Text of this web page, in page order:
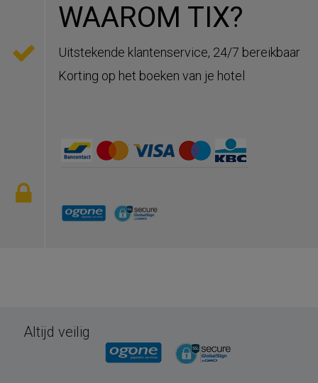
WAAROM TIX?
Uitstekende klantenservice, 24/7 bereikbaar
Korting op het boeken van je hotel
Altijd veilig